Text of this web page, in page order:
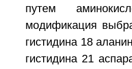
путем
модификация
гистидина 18
гистидина 21